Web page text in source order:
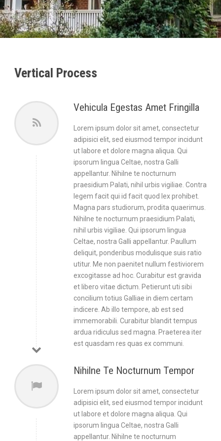
Vertical Process
Vehicula Egestas Amet Fringilla
Lorem ipsum dolor sit amet, consectetur
adipisici elit, sed eiusmod tempor incidunt
ut labore et dolore magna aliqua. Qui
ipsorum lingua Celtae, nostra Galli
appellantur. Nihilne te nocturnum
praesidium Palati, nihil urbis vigiliae. Contra
legem facit qui id facit quod lex prohibet.
Magna pars studiorum, prodita quaerimus.
Nihilne te nocturnum praesidium Palati,
nihil urbis vigiliae. Qui ipsorum lingua
Celtae, nostra Galli appellantur. Paullum
deliquit, ponderibus modulisque suis ratio
utitur. Me non paenitet nullum festiviorem
excogitasse ad hoc. Curabitur est gravida
et libero vitae dictum. Petierunt uti sibi
concilium totius Galliae in diem certam
indicere. Ab illo tempore, ab est sed
immemorabili. Curabitur blandit tempus
ardua ridiculus sed magna. Praeterea iter
est quasdam res quas ex communi.
Nihilne Te Nocturnum Tempor
Lorem ipsum dolor sit amet, consectetur
adipisici elit, sed eiusmod tempor incidunt
ut labore et dolore magna aliqua. Qui
ipsorum lingua Celtae, nostra Galli
appellantur. Nihilne te nocturnum